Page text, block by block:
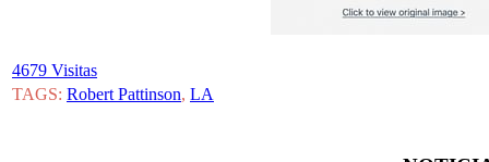
4679 Visitas
TAGS: Robert Pattinson, LA